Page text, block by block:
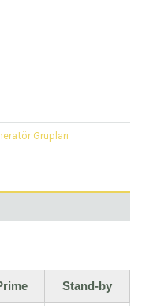
Grupları
Stand-by